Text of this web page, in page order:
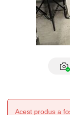
Acest produs a